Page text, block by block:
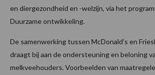
en diergezondheid en -welzijn, via het
Duurzame ontwikkeling.
De samenwerking tussen McDonald’s en
draagt bij aan de ondersteuning en beloning
melkveehouders. Voorbeelden van